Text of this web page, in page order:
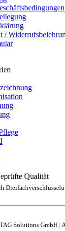
/
Qualität
Solutions GmbH |